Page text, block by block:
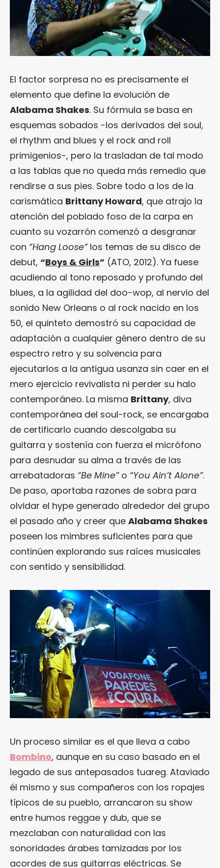
El factor sorpresa no es precisamente el
elemento que define la evolución de
Alabama Shakes. Su fórmula se basa en
esquemas sobados -los derivados del soul,
el rhythm and blues y el rock and roll
primigenios-, pero la trasladan de tal modo
a las tablas que no queda más remedio que
rendirse a sus pies. Sobre todo a los de la
carismática Brittany Howard, que atrajo la
atención del poblado foso de la carpa en
cuanto su vozarrón comenzó a desgranar
con “Hang Loose”los temas de su disco de
debut, “Boys & Girls” (ATO, 2012). Ya fuese
acudiendo al tono reposado y profundo del
blues, a la agilidad del doo-wop, al nervio del
sonido New Orleans o al rock nacido en los
50, el quinteto demostró su capacidad de
adaptación a cualquier género dentro de su
espectro retro y su solvencia para
ejecutarlos a la antigua usanza sin caer en el
mero ejercicio revivalista ni perder su halo
contemporáneo. La misma Brittany, diva
contemporánea del soul-rock, se encargaba
de certificarlo cuando descolgaba su
guitarra y sostenía con fuerza el micrófono
para desnudar su alma a través de las
arrebatadoras “Be Mine”o “You Ain’t Alone”.
De paso, aportaba razones de sobra para
olvidar el hype generado alrededor del grupo
el pasado año y creer que Alabama Shakes
poseen los mimbres suficientes para que
continúen explorando sus raíces musicales
con sentido y sensibilidad.
Un proceso similar es el que lleva a cabo
Bombino, aunque en su caso basado en el
legado de sus antepasados tuareg. Ataviado
él mismo y sus compañeros con los ropajes
típicos de su pueblo, arrancaron su show
entre humos reggae y dub, que se
mezclaban con naturalidad con las
sonoridades árabes tamizadas por los
acordes de sus guitarras eléctricas. Se